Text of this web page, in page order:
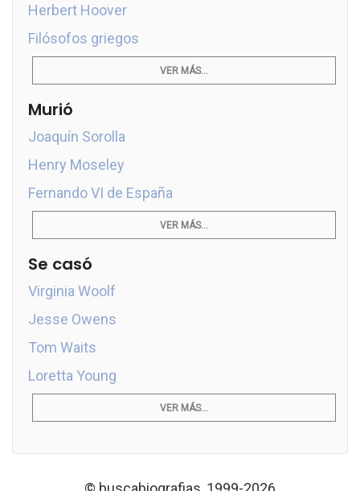
Herbert Hoover
Filósofos griegos
VER MÁS...
Murió
Joaquín Sorolla
Henry Moseley
Fernando VI de España
VER MÁS...
Se casó
Virginia Woolf
Jesse Owens
Tom Waits
Loretta Young
VER MÁS...